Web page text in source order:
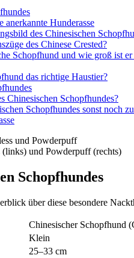
aner­kann­te Hun­de­ras­se
des Chi­ne­si­schen
des Chi­ne­se Crested?
Schopf­hund und wie groß ist
das rich­ti­ge Haus­tier?
Chi­ne­si­schen Schopf­hun­des?
Schopf­hun­des sonst noch
und Pow­der­puff (rechts)
Schopf­hun­des
über die­se beson­de­re
Chi­ne­si­scher Schopf­hund
Klein
25–33 cm